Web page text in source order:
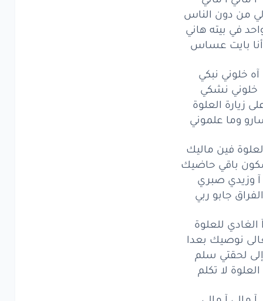
خلوني نبكي
نشكي
زيارة العلوة
وماعلموني
فينماليك
باقيحاضيك
صبري
جابوربي
للعلوة
نوصيك
لحقتيسلم
من دون الناس
في بيته هاني
بايت عساس
آه خلوني نبكي
خلوني نشكي
زيارة العلوة
وما علموني
فين ماليك
باقي حاضيك
آ وزيدي صبري
الفراق جابو ربي
الغادي للعلوة
نوصيك بعدا
إلى لحقتي سلم
العلوة لا تكلم